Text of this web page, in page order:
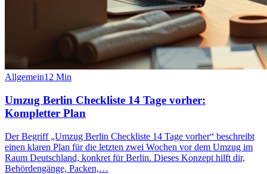
Allgemein12 Min
Umzug Berlin Checkliste 14 Tage vorher:
Kompletter Plan
Der Begriff „Umzug Berlin Checkliste 14 Tage vorher“ beschreibt
einen klaren Plan für die letzten zwei Wochen vor dem Umzug im
Raum Deutschland, konkret für Berlin. Dieses Konzept hilft dir,
Behördengänge, Packen,…